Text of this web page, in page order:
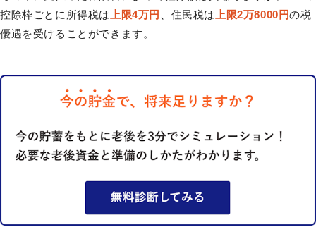
控除枠ごとに所得税は上限4万円 、住民税は上限2万8000円の税
優遇を受けることができます。